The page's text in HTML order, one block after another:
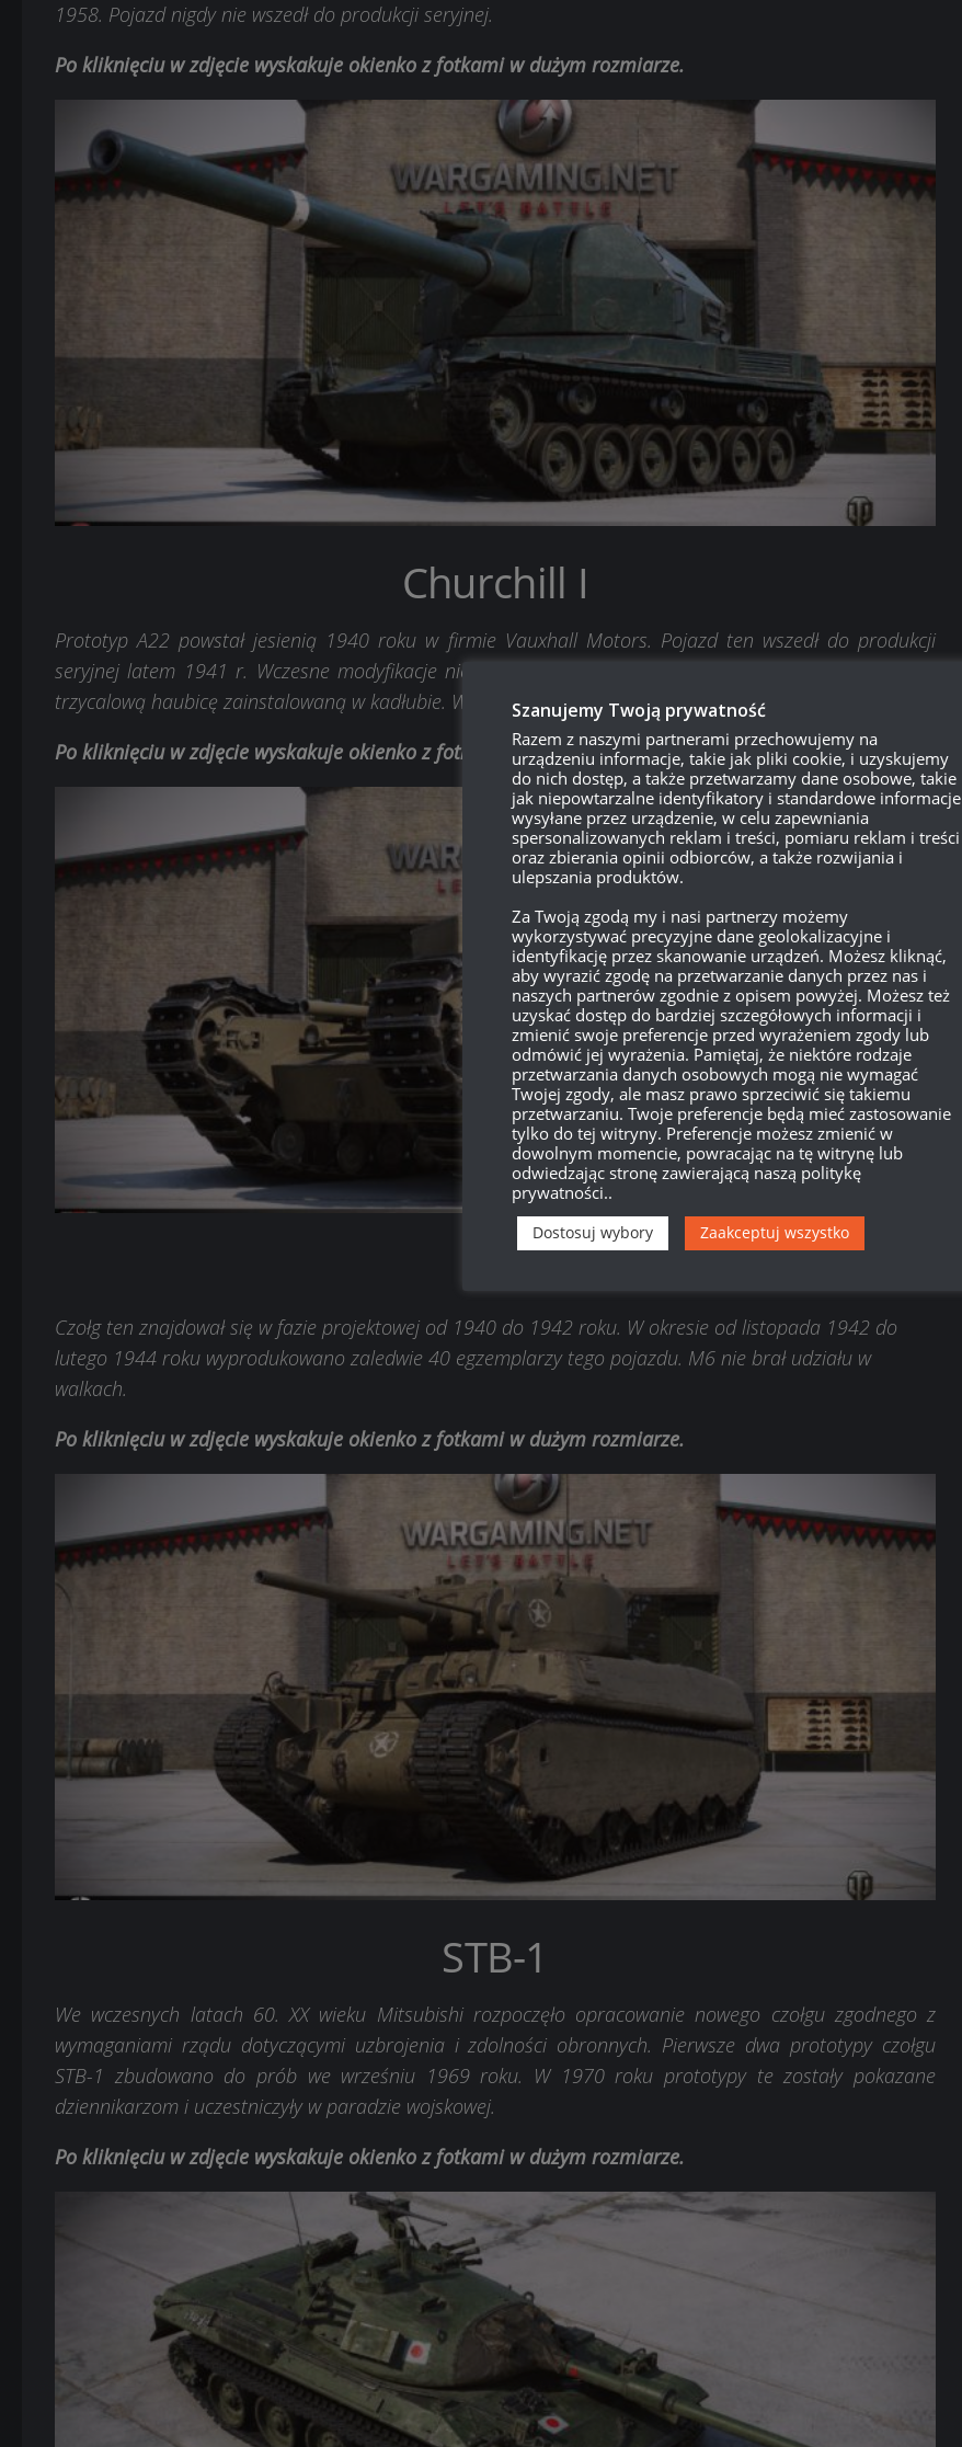
1958. Pojazd nigdy nie wszedł do produkcji seryjnej.
Po kliknięciu w zdjęcie wyskakuje okienko z fotkami w dużym rozmiarze.
Churchill I
Prototyp A22 powstał jesienią 1940 roku w firmie Vauxhall Motors. Pojazd ten wszedł do produkcji
seryjnej latem 1941 r. Wczesne modyfikacje nie posiadały błotników gąsienic, miały inny wentylator i
trzycalową haubicę zainstalowaną w kadłubie. W sumie wyprodukowano 300 czołgów typu Churchill I.
Po kliknięciu w zdjęcie wyskakuje okienko z fotkami w dużym rozmiarze.
M6
Czołg ten znajdował się w fazie projektowej od 1940 do 1942 roku. W okresie od listopada 1942 do
lutego 1944 roku wyprodukowano zaledwie 40 egzemplarzy tego pojazdu. M6 nie brał udziału w
walkach.
Po kliknięciu w zdjęcie wyskakuje okienko z fotkami w dużym rozmiarze.
STB-1
We wczesnych latach 60. XX wieku Mitsubishi rozpoczęło opracowanie nowego czołgu zgodnego z
wymaganiami rządu dotyczącymi uzbrojenia i zdolności obronnych. Pierwsze dwa prototypy czołgu
STB-1 zbudowano do prób we wrześniu 1969 roku. W 1970 roku prototypy te zostały pokazane
dziennikarzom i uczestniczyły w paradzie wojskowej.
Po kliknięciu w zdjęcie wyskakuje okienko z fotkami w dużym rozmiarze.
Szanujemy Twoją prywatność
Razem z naszymi partnerami przechowujemy na
urządzeniu informacje, takie jak pliki cookie, i uzyskujemy
do nich dostęp, a także przetwarzamy dane osobowe, takie
jak niepowtarzalne identyfikatory i standardowe informacje
wysyłane przez urządzenie, w celu zapewniania
spersonalizowanych reklam i treści, pomiaru reklam i treści
oraz zbierania opinii odbiorców, a także rozwijania i
ulepszania produktów.
Za Twoją zgodą my i nasi partnerzy możemy
wykorzystywać precyzyjne dane geolokalizacyjne i
identyfikację przez skanowanie urządzeń. Możesz kliknąć,
aby wyrazić zgodę na przetwarzanie danych przez nas i
naszych partnerów zgodnie z opisem powyżej. Możesz też
uzyskać dostęp do bardziej szczegółowych informacji i
zmienić swoje preferencje przed wyrażeniem zgody lub
odmówić jej wyrażenia. Pamiętaj, że niektóre rodzaje
przetwarzania danych osobowych mogą nie wymagać
Twojej zgody, ale masz prawo sprzeciwić się takiemu
przetwarzaniu. Twoje preferencje będą mieć zastosowanie
tylko do tej witryny. Preferencje możesz zmienić w
dowolnym momencie, powracając na tę witrynę lub
odwiedzając stronę zawierającą naszą politykę
prywatności..
Dostosuj wybory Zaakceptuj wszystko